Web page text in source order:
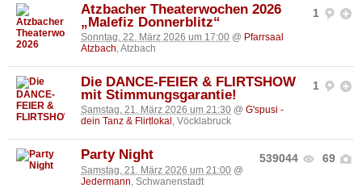
1
Atzbacher Theaterwochen 2026
„Malefiz Donnerblitz“
Sonntag, 22. März 2026 um 17:00 @ Pfarrsaal
Atzbach, Atzbach
1
Die DANCE-FEIER & FLIRTSHOW
mit Stimmungsgarantie!
Samstag, 21. März 2026 um 21:30 @ G'spusi -
dein Tanz & Flirtlokal , Vöcklabruck
539044 69
Party Night
Samstag, 21. März 2026 um 21:00 @
Jedermann , Schwanenstadt